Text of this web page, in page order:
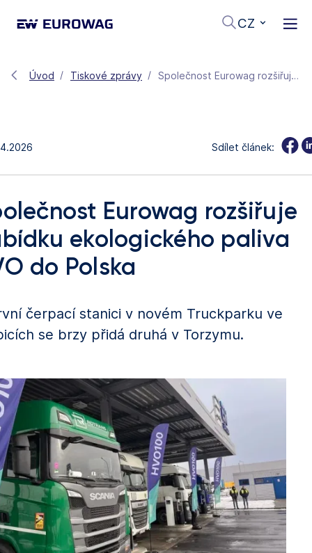
CZ
Úvod Tiskové zprávy Společnost Eurowag rozšiřuje nabídku ekologického paliva HVO do Polska
Sdílet článek:
Eurowag rozšiřuje
ekologického paliva
do Polska
čerpací stanici v novém Truckparku ve
se brzy přidá druhá v Torzymu.